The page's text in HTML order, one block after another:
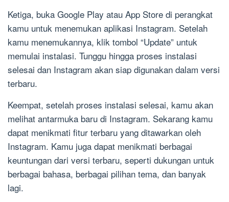
Ketiga, buka Google Play atau App Store di perangkat
kamu untuk menemukan aplikasi Instagram. Setelah
kamu menemukannya, klik tombol “Update” untuk
memulai instalasi. Tunggu hingga proses instalasi
selesai dan Instagram akan siap digunakan dalam versi
terbaru.
Keempat, setelah proses instalasi selesai, kamu akan
melihat antarmuka baru di Instagram. Sekarang kamu
dapat menikmati fitur terbaru yang ditawarkan oleh
Instagram. Kamu juga dapat menikmati berbagai
keuntungan dari versi terbaru, seperti dukungan untuk
berbagai bahasa, berbagai pilihan tema, dan banyak
lagi.